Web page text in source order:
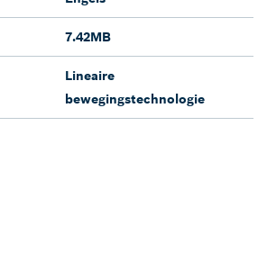
7.42MB
Lineaire
bewegingstechnologie